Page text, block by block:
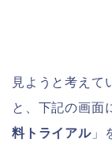
見ようと考えて
と、下記の画面
料トライアル」